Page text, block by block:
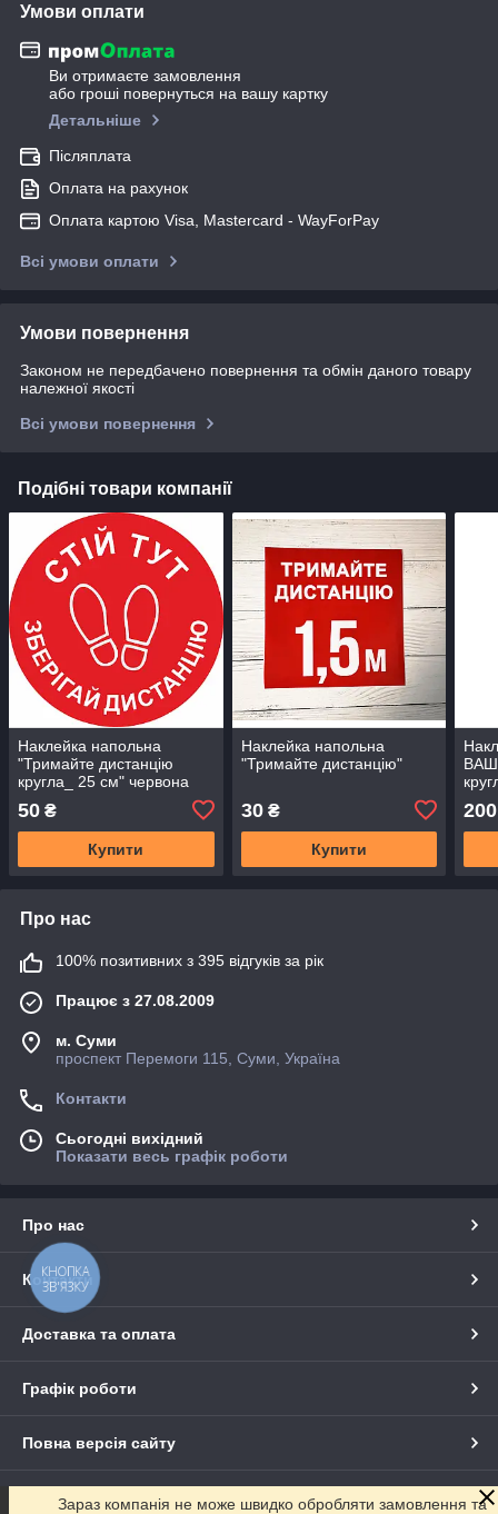
Умови оплати
Ви отримаєте замовлення
або гроші повернуться на вашу картку
Детальніше
Післяплата
Оплата на рахунок
Оплата картою Visa, Mastercard - WayForPay
Всі умови оплати
Умови повернення
Законом не передбачено повернення та обмін даного товару
належної якості
Всі умови повернення
Подібні товари компанії
Наклейка напольна
"Тримайте дистанцію
кругла_ 25 см" червона
50 ₴
Купити
Наклейка напольна
"Тримайте дистанцію"
30₴
Купити
200
Про нас
100% позитивних з 395 відгуків за рік
Працює з 27.08.2009
м. Суми
проспект Перемоги 115, Суми, Україна
Контакти
Сьогодні вихідний
Показати весь графік роботи
Про нас
Контакти
Доставка та оплата
Графік роботи
Повна версія сайту
Сайт створено на маркетплейсі Prom.ua
Зараз компанія не може швидко обробляти замовлення та
КНОПКА
ЗВ'ЯЗКУ